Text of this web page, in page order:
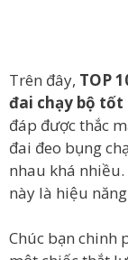
Trên đây, TOP
đai chạy bộ
đáp được thắc
đai đeo bụng
nhau khá
này là hiệu
Chúc bạn chinh